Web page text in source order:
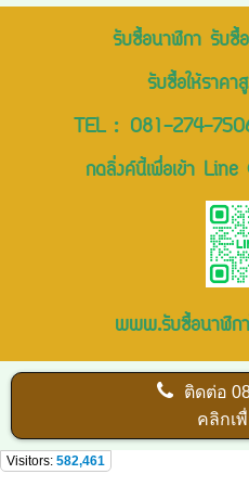
รับซื้อนาฬิกา รับซื้
รับซื้อให้ราคา
TEL : 081-274-
กดลิ่งค์นี้เพื่อเข้า Line
www.รับซื้อนาฬิก
ติดต่อ
คลิกเ
Visitors: 582,461